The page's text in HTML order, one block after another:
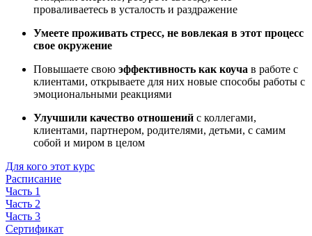
проваливаетесь в усталость и раздражение
Умеете проживать стресс, не вовлекая в этот процесс
свое окружение
Повышаете свою эффективность как коуча в работе с
клиентами, открываете для них новые способы работы с
эмоциональными реакциями
Улучшили качество отношений с коллегами,
клиентами, партнером, родителями, детьми, с самим
собой и миром в целом
Для кого этот курс
Расписание
Часть 1
Часть 2
Часть 3
Сертификат